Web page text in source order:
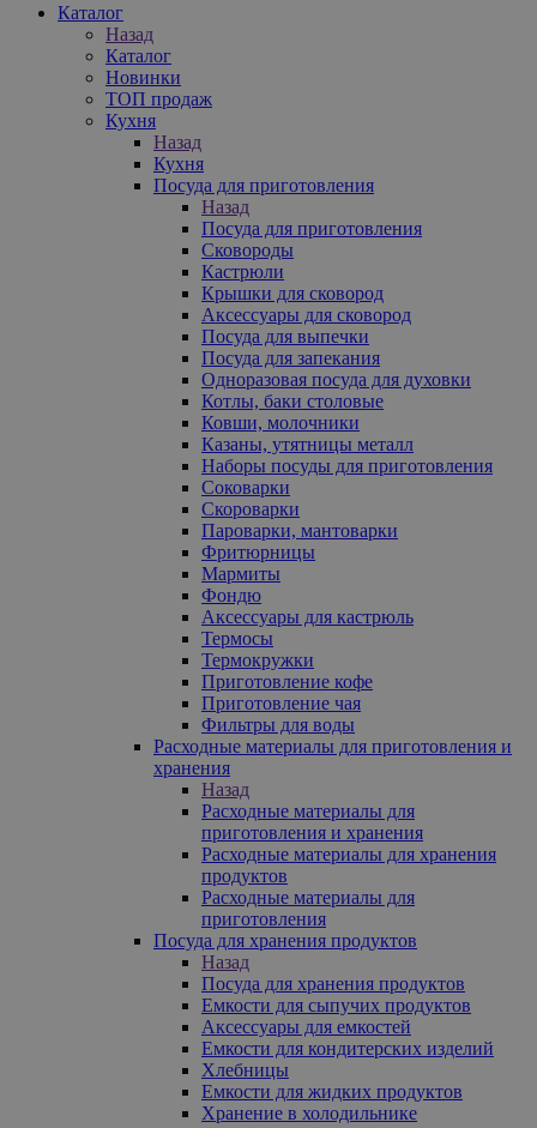
Каталог
Назад
Каталог
Новинки
ТОП продаж
Кухня
Назад
Кухня
Посуда для приготовления
Назад
Посуда для приготовления
Сковороды
Кастрюли
Крышки для сковород
Аксессуары для сковород
Посуда для выпечки
Посуда для запекания
Одноразовая посуда для духовки
Котлы, баки столовые
Ковши, молочники
Казаны, утятницы металл
Наборы посуды для приготовления
Соковарки
Скороварки
Пароварки, мантоварки
Фритюрницы
Мармиты
Фондю
Аксессуары для кастрюль
Термосы
Термокружки
Приготовление кофе
Приготовление чая
Фильтры для воды
Расходные материалы для приготовления и
хранения
Назад
Расходные материалы для
приготовления и хранения
Расходные материалы для хранения
продуктов
Расходные материалы для
приготовления
Посуда для хранения продуктов
Назад
Посуда для хранения продуктов
Емкости для сыпучих продуктов
Аксессуары для емкостей
Емкости для кондитерских изделий
Хлебницы
Емкости для жидких продуктов
Хранение в холодильнике